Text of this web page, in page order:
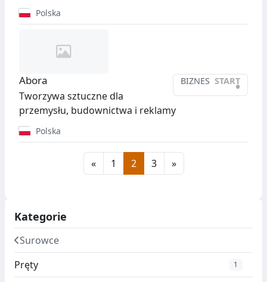
Polska
BIZNES START
•
Abora
Tworzywa sztuczne dla
przemysłu, budownictwa i reklamy
Polska
« 1 2 3 »
Kategorie
Surowce
Pręty
1